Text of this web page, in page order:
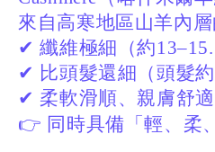
來自高寒地區山羊內
✔ 纖維極細（約
✔ 比頭髮還細（頭髮約
✔ 柔軟滑順、親膚舒適
👉 同時具備 「輕、柔